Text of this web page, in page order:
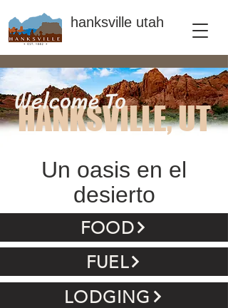
hanksville utah
HANKSVILLE, UT
Welcome To
Un oasis en el
desierto
FOOD
FUEL
LODGING